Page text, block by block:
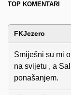
TOP KOMENTARI
FKJezero
Smiješni su mi
na svijetu , a
ponašanjem.